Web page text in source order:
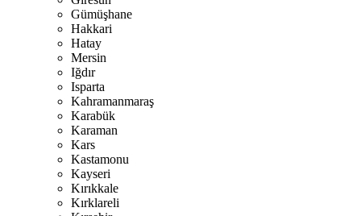
Gümüşhane
Hakkari
Hatay
Mersin
Iğdır
Isparta
Kahramanmaraş
Karabük
Karaman
Kars
Kastamonu
Kayseri
Kırıkkale
Kırklareli